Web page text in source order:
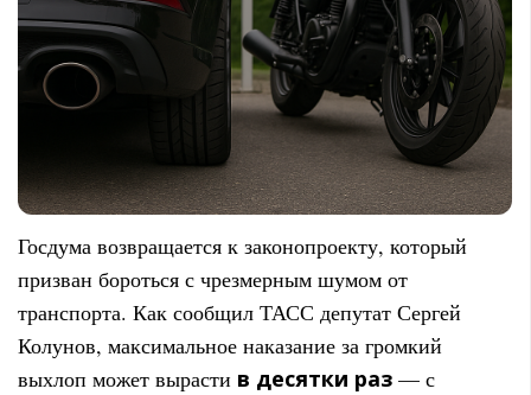
Госдума возвращается к законопроекту, который
призван бороться с чрезмерным шумом от
транспорта. Как сообщил ТАСС депутат Сергей
Колунов, максимальное наказание за громкий
выхлоп может вырасти в десятки раз — с